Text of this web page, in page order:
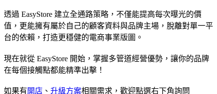
透過 EasyStore 建立全通路策略，不僅能提高每次曝光的價
值，更能擁有屬於自己的顧客資料與品牌主場，脫離對單一平
台的依賴，打造更穩健的電商事業版圖。
現在就從 EasyStore 開始，掌握多管道經營優勢，讓你的品牌
在每個接觸點都能精準出擊！
如果有開店 、 升級方案相關需求，歡迎點選右下角詢問